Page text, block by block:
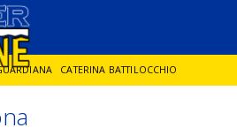
CATERINA BATTILOCCHIO